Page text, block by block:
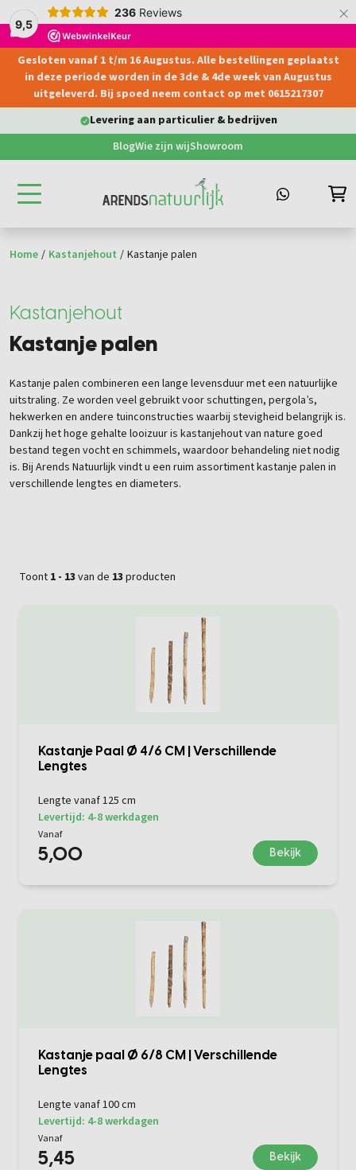
9,5
236 Reviews ×
Gesloten vanaf 1 t/m 16 Augustus. Alle bestellingen geplaatst
in deze periode worden in de 3de & 4de week van Augustus
uitgeleverd. Bij spoed neem contact op met 0615217307
Levering aan particulier & bedrijven
BlogWie zijn wijShowroom
Home / Kastanjehout / Kastanje palen
Kastanjehout
Kastanje palen
Kastanje palen combineren een lange levensduur met een natuurlijke
uitstraling. Ze worden veel gebruikt voor schuttingen, pergola’s,
hekwerken en andere tuinconstructies waarbij stevigheid belangrijk is.
Dankzij het hoge gehalte looizuur is kastanjehout van nature goed
bestand tegen vocht en schimmels, waardoor behandeling niet nodig
is. Bij Arends Natuurlijk vindt u een ruim assortiment kastanje palen in
verschillende lengtes en diameters.
Toont 1 - 13van de 13producten
Kastanje Paal Ø 4/6 CM | Verschillende
Lengtes
Lengte vanaf 125 cm
Levertijd: 4-8 werkdagen
Vanaf
5,00 Bekijk
Kastanje paal Ø 6/8 CM | Verschillende
Lengtes
Lengte vanaf 100 cm
Levertijd: 4-8 werkdagen
Vanaf
5,45 Bekijk